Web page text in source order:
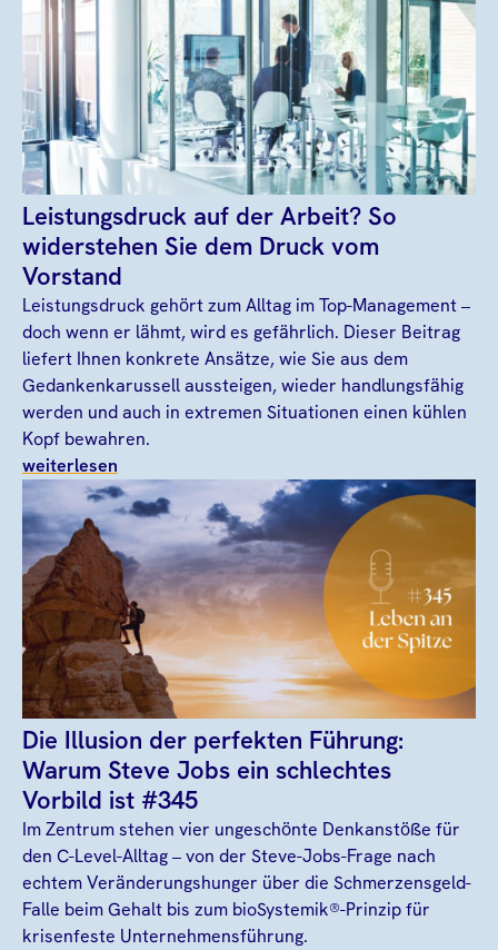
Leistungsdruck auf der Arbeit? So
widerstehen Sie dem Druck vom
Vorstand
Leistungsdruck gehört zum Alltag im Top-Management –
doch wenn er lähmt, wird es gefährlich. Dieser Beitrag
liefert Ihnen konkrete Ansätze, wie Sie aus dem
Gedankenkarussell aussteigen, wieder handlungsfähig
werden und auch in extremen Situationen einen kühlen
Kopf bewahren.
weiterlesen
Die Illusion der perfekten Führung:
Warum Steve Jobs ein schlechtes
Vorbild ist #345
Im Zentrum stehen vier ungeschönte Denkanstöße für
den C-Level-Alltag – von der Steve-Jobs-Frage nach
echtem Veränderungshunger über die Schmerzensgeld-
Falle beim Gehalt bis zum bioSystemik®-Prinzip für
krisenfeste Unternehmensführung.